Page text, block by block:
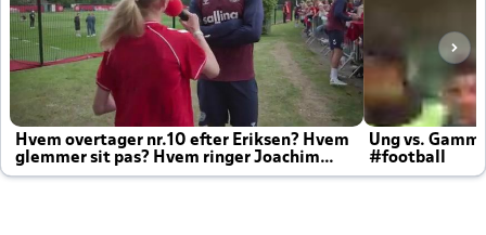
Hvem overtager nr.10 efter Eriksen? Hvem
glemmer sit pas? Hvem ringer Joachim
altid til efter kampe?
Ung vs.
#football